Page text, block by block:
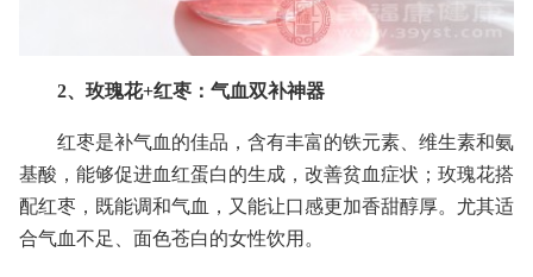
2、玫瑰花+红枣：气血双补神器
红枣是补气血的佳品，含有丰富的铁元素、维生素和氨
基酸，能够促进血红蛋白的生成，改善贫血症状；玫瑰花搭
配红枣，既能调和气血，又能让口感更加香甜醇厚。尤其适
合气血不足、面色苍白的女性饮用。